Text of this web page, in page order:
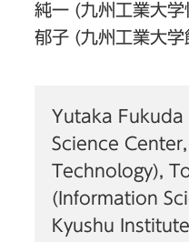
純一 (九州工業大
郁子 (九州工業大学
Yutaka
Science
Technology),
(Information
Kyushu